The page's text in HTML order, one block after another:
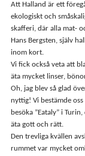
Att Halland är ett
ekologiskt och
skafferi, där alla mat-
Hans Bergsten, själv
inom kort.
Vi fick också veta att
äta mycket linser,
Oh, jag blev så glad
nyttig! Vi bestämde
besöka ”Eataly” i
äta gott och rätt.
Den trevliga kvällen
rummet var mycket